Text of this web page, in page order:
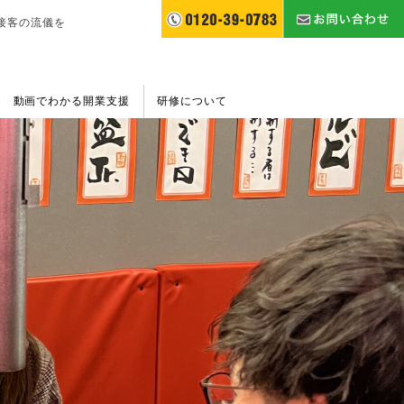
客の流儀を
動画でわかる開業支援 研修について